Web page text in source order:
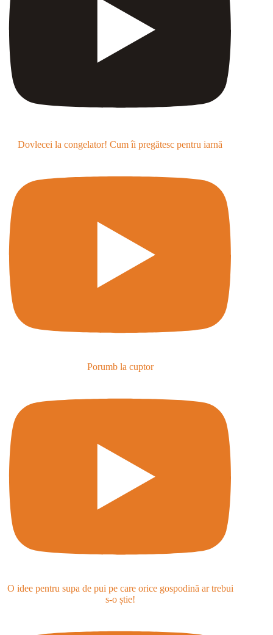
Dovlecei la congelator! Cum îi pregătesc pentru iarnă
Porumb la cuptor
O idee pentru supa de pui pe care orice gospodină ar trebui
s-o știe!